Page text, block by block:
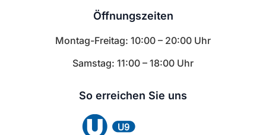
Öffnungszeiten
Montag-Freitag: 10:00 – 20:00 Uhr
Samstag: 11:00 – 18:00 Uhr
So erreichen Sie uns